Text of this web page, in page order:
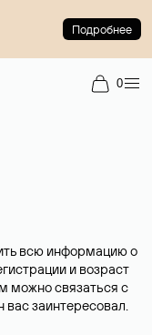
Подробнее
0
всю информацию о
и возраст
можно связаться с
вас заинтересовал.